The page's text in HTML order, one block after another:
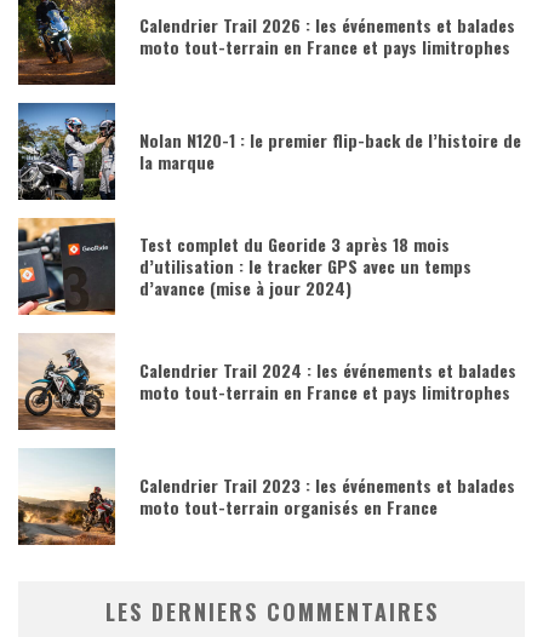
Calendrier Trail 2026 : les événements et balades
moto tout-terrain en France et pays limitrophes
Nolan N120-1 : le premier flip-back de l’histoire de
la marque
Test complet du Georide 3 après 18 mois
d’utilisation : le tracker GPS avec un temps
d’avance (mise à jour 2024)
Calendrier Trail 2024 : les événements et balades
moto tout-terrain en France et pays limitrophes
Calendrier Trail 2023 : les événements et balades
moto tout-terrain organisés en France
LES DERNIERS COMMENTAIRES